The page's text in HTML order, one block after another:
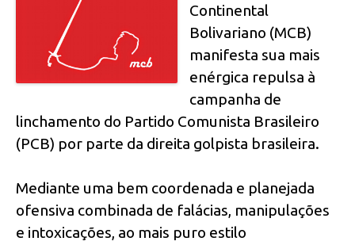
Continental
Bolivariano (MCB)
manifesta sua mais
enérgica repulsa à
campanha de
linchamento do Partido Comunista Brasileiro
(PCB) por parte da direita golpista brasileira.
Mediante uma bem coordenada e planejada
ofensiva combinada de falácias, manipulações
e intoxicações, ao mais puro estilo